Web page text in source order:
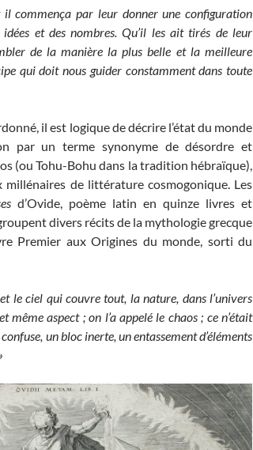
commença par leur donner une configuration
et des nombres. Qu’il les ait tirés de leur
de la manière la plus belle et la meilleure
qui doit nous guider constamment dans toute
il est logique de décrire l’état du monde
par un terme synonyme de désordre et
(ou Tohu-Bohu dans la tradition hébraïque),
millénaires de littérature cosmogonique. Les
d’Ovide, poème latin en quinze livres et
divers récits de la mythologie grecque
Premier aux Origines du monde, sorti du
le ciel qui couvre tout, la nature, dans l’univers
même aspect ; on l’a appelé le chaos ; ce n’était
un bloc inerte, un entassement d’éléments